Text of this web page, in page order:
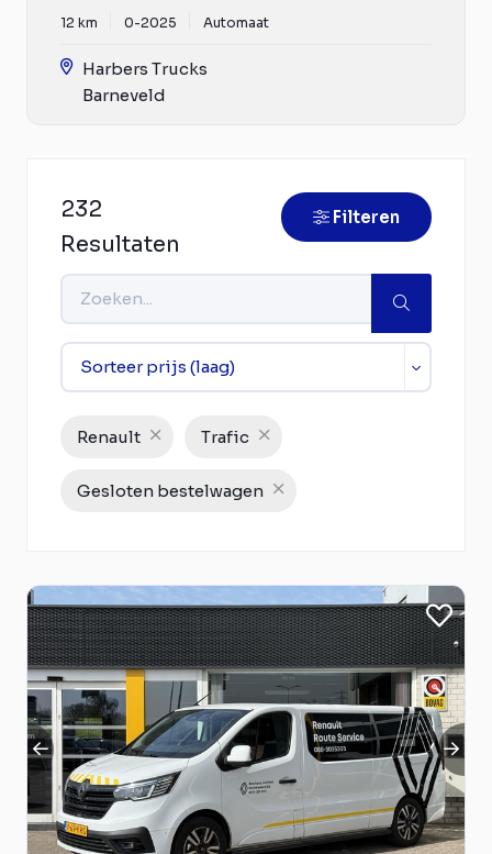
12 km 0-2025 Automaat
Harbers Trucks
Barneveld
232
Resultaten
Filteren
Renault Trafic
Gesloten bestelwagen